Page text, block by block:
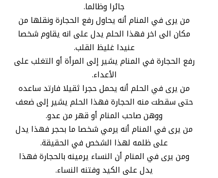
جائرا وظالما.
من يرى في المنام أنه يحاول رفع الحجارة ونقلها من
مكان الى اخر فهذا الحلم يدل على انه يقاوم شخصا
عنيدا غليظ القلب.
رفع الحجارة في المنام يشير إلى المرأة أو التغلب على
الأعداء.
من يرى في الحلم أنه يحمل حجرا ثقيلا فارتد ساعده
حتى سقطت منه الحجارة فهذا الحلم يشير إلى ضعف
ووهن صاحب المنام أو قهر من عدو.
من يرى في المنام أنه يرمي شخصا ما بحجر فهذا يدل
على ظلمه لهذا الشخص في الحقيقة.
ومن يرى في المنام أن النساء يرمينه بالحجارة فهذا
يدل على الكيد وفتنه النساء.